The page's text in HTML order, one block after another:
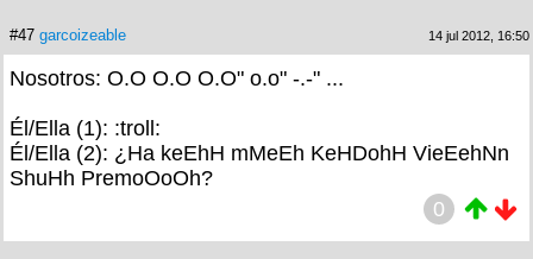
#47 garcoizeable 14 jul 2012, 16:50
Nosotros: O.O O.O O.O" o.o" -.-" ...
Él/Ella (1): :troll:
Él/Ella (2): ¿Ha keEhH mMeEh KeHDohH VieEehNn
ShuHh PremoOoOh?
0